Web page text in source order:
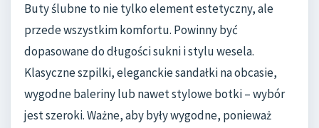
Buty ślubne to nie tylko element estetyczny, ale
przede wszystkim komfortu. Powinny być
dopasowane do długości sukni i stylu wesela.
Klasyczne szpilki, eleganckie sandałki na obcasie,
wygodne baleriny lub nawet stylowe botki – wybór
jest szeroki. Ważne, aby były wygodne, ponieważ